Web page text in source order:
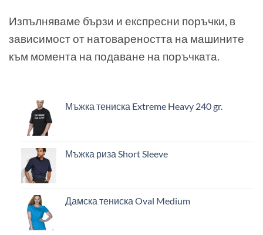
Изпълняваме бързи и експресни поръчки, в
зависимост от натовареността на машините
към момента на подаване на поръчката.
Мъжка тениска Extreme Heavy 240 gr.
Мъжка риза Short Sleeve
Дамска тениска Oval Medium